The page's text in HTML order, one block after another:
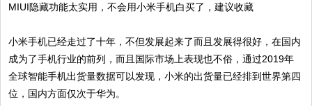
MIUI隐藏功能太实用，不会用小米手机白买了，建议收藏
小米手机已经走过了十年，不但发展起来了而且发展得很好，在国内
成为了手机行业的前列，而且国际市场上表现也不俗，通过2019年
全球智能手机出货量数据可以发现，小米的出货量已经排到世界第四
位，国内方面仅次于华为。